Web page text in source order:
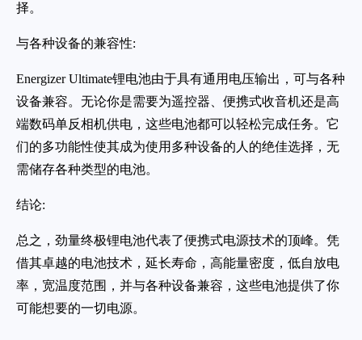
择。
与各种设备的兼容性:
Energizer Ultimate锂电池由于具有通用电压输出，可与各种
设备兼容。无论你是需要为遥控器、便携式收音机还是高
端数码单反相机供电，这些电池都可以轻松完成任务。它
们的多功能性使其成为使用多种设备的人的绝佳选择，无
需储存各种类型的电池。
结论:
总之，劲量终极锂电池代表了便携式电源技术的顶峰。凭
借其卓越的电池技术，延长寿命，高能量密度，低自放电
率，宽温度范围，并与各种设备兼容，这些电池提供了你
可能想要的一切电源。